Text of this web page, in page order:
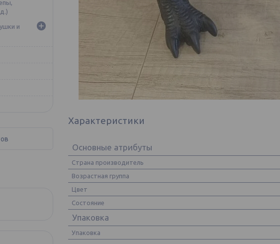
Характеристики
Основные атрибуты
Страна производитель
Возрастная группа
Цвет
Состояние
Упаковка
Упаковка
и